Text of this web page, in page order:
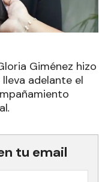
Giménez hizo
adelante el
.
tu email